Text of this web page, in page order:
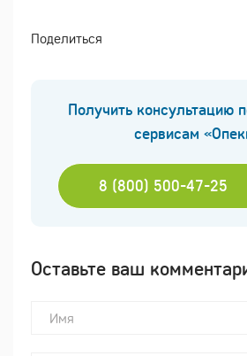
Поделиться
Получить консультацию
сервисам
8 (800) 500-47-25
Оставьте ваш